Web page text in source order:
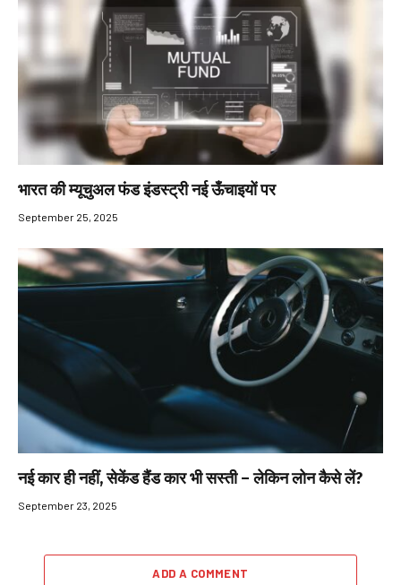
भारत की म्यूचुअल फंड इंडस्ट्री नई ऊँचाइयों पर
September 25, 2025
नई कार ही नहीं, सेकेंड हैंड कार भी सस्ती – लेकिन लोन कैसे लें?
September 23, 2025
ADD A COMMENT